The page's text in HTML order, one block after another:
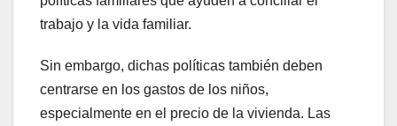
trabajo y la vida familiar.
Sin embargo, dichas políticas también deben
centrarse en los gastos de los niños,
especialmente en el precio de la vivienda. Las